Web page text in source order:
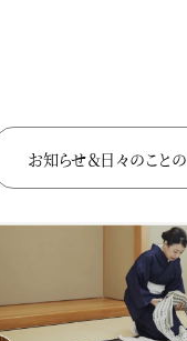
お知らせ＆日々のことの